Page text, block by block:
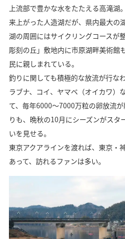
上流部で豊かな水をたたえる高滝湖
来上がった人造湖だが、県内最大の
湖の周囲にはサイクリングコースが
彫刻の丘」敷地内に市原湖畔美術館
民に親しまれている。
釣りに関しても積極的な放流が行な
ラブナ、コイ、ヤマベ（オイカワ）
て、毎年6000～7000万粒の卵放流
りも、晩秋の10月にシーズンがスタ
いを見せる。
東京アクアラインを渡れば、東京・
あって、訪れるファンは多い。